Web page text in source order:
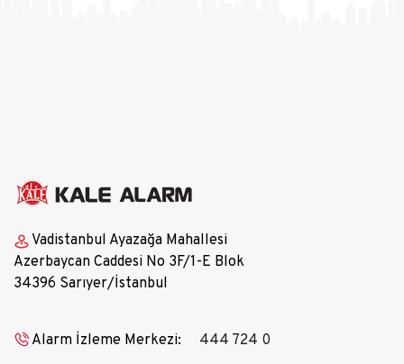
Vadistanbul Ayazağa Mahallesi
Azerbaycan Caddesi No 3F/1-E Blok
34396 Sarıyer/İstanbul
Alarm İzleme Merkezi:
444 724 0